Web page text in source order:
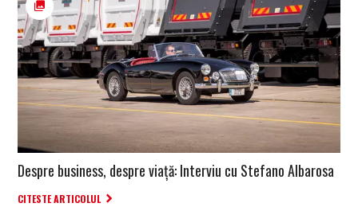
Despre business, despre viață: Interviu cu Stefano Albarosa
CITESTE ARTICOLUL